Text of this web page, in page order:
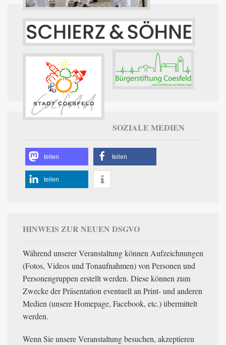
SOZIALE MEDIEN
teilen teilen
teilen
HINWEIS ZUR NEUEN DSGVO
Während unserer Veranstaltung können Aufzeichnungen
(Fotos, Videos und Tonaufnahmen) von Personen und
Personengruppen erstellt werden. Diese können zum
Zwecke der Präsentation eventuell an Print- und anderen
Medien (unsere Homepage, Facebook, etc.) übermittelt
werden.
Wenn Sie unsere Veranstaltung besuchen, akzeptieren